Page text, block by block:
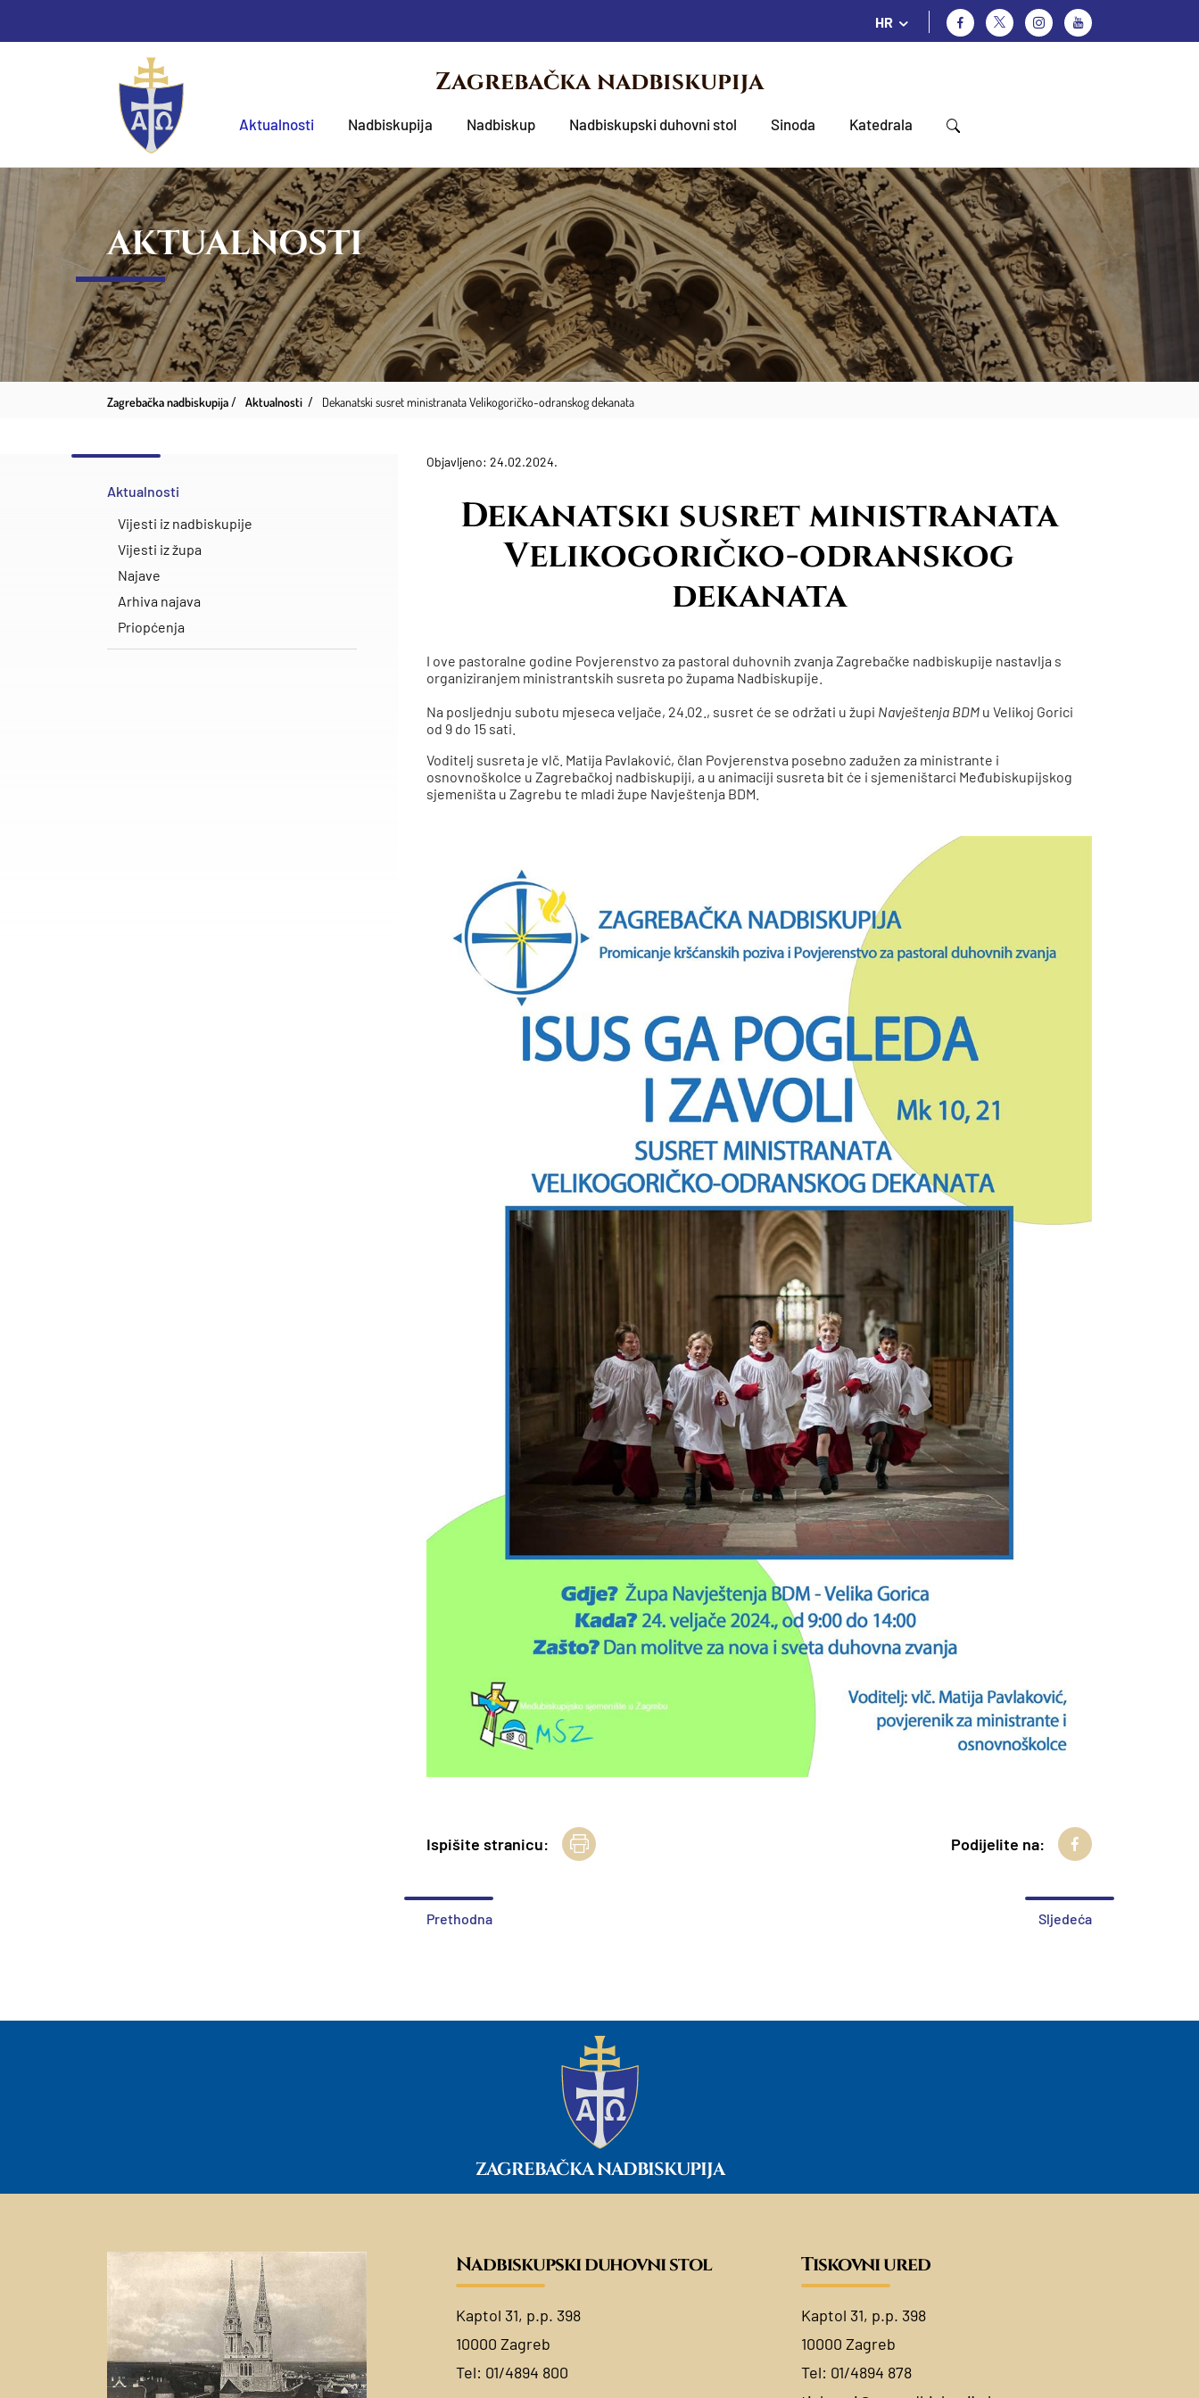
HR
Zagrebačka nadbiskupija
Aktualnosti Nadbiskupija Nadbiskup Nadbiskupski duhovni stol Sinoda Katedrala
AKTUALNOSTI
Zagrebačka nadbiskupija Aktualnosti Dekanatski susret ministranata Velikogoričko-odranskog dekanata
Aktualnosti
Vijesti iz nadbiskupije
Vijesti iz župa
Najave
Arhiva najava
Priopćenja
Objavljeno: 24.02.2024.
Dekanatski susret ministranata
Velikogoričko-odranskog
dekanata
I ove pastoralne godine Povjerenstvo za pastoral duhovnih zvanja Zagrebačke nadbiskupije nastavlja s
organiziranjem ministrantskih susreta po župama Nadbiskupije.
Na posljednju subotu mjeseca veljače, 24.02., susret će se održati u župi Navještenja BDM u Velikoj Gorici
od 9 do 15 sati.
Voditelj susreta je vlč. Matija Pavlaković, član Povjerenstva posebno zadužen za ministrante i
osnovnoškolce u Zagrebačkoj nadbiskupiji, a u animaciji susreta bit će i sjemeništarci Međubiskupijskog
sjemeništa u Zagrebu te mladi župe Navještenja BDM.
Ispišite stranicu: Podijelite na:
Prethodna Sljedeća
ZAGREBAČKA NADBISKUPIJA
Nadbiskupski duhovni stol
Kaptol 31, p.p. 398
10000 Zagreb
Tel: 01/4894 800
Tiskovni ured
Kaptol 31, p.p. 398
10000 Zagreb
Tel: 01/4894 878